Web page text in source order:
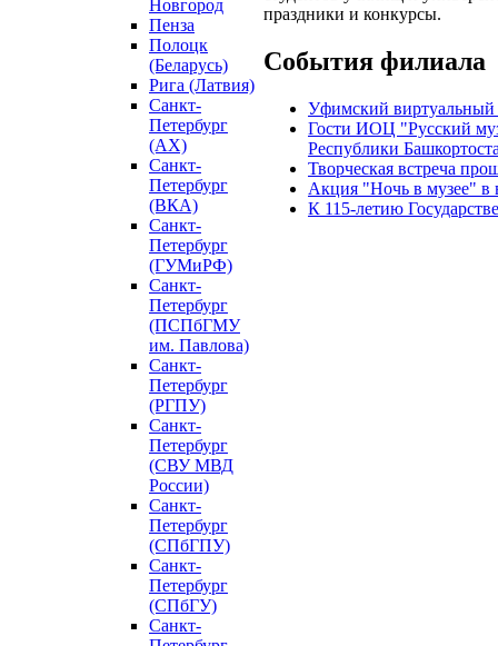
Новгород
Пенза
Полоцк
(Беларусь)
Рига (Латвия)
Санкт-
Петербург
(АХ)
Санкт-
Петербург
(ВКА)
Санкт-
Петербург
(ГУМиРФ)
Санкт-
Петербург
(ПСПбГМУ
им. Павлова)
Санкт-
Петербург
(РГПУ)
Санкт-
Петербург
(СВУ МВД
России)
Санкт-
Петербург
(СПбГПУ)
Санкт-
Петербург
(СПбГУ)
Санкт-
праздники и конкурсы.
События филиала
Уфимский
Гости ИОЦ "Русский
Республики
Творческая встреча
Акция "Ночь в музее" в
К 115-летию